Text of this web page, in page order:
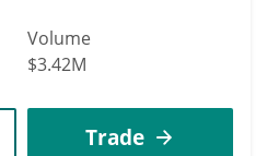
Volume
$3.42M
Trade